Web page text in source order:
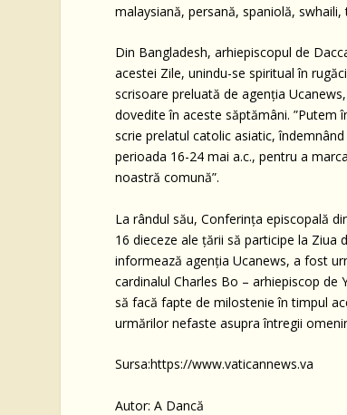
malaysiană, persană, spaniolă, swhaili,
Din Bangladesh, arhiepiscopul de
acestei Zile, unindu-se spiritual în
scrisoare preluată de agenția
dovedite în aceste săptămâni. ”Putem
scrie prelatul catolic asiatic,
perioada 16-24 mai a.c., pentru a
noastră comună”.
La rândul său, Conferința episcopală
16 dieceze ale țării să participe la Ziua
informează agenția Ucanews, a fost
cardinalul Charles Bo – arhiepiscop de
să facă fapte de milostenie în timpul
urmărilor nefaste asupra întregii
Sursa:https://www.vaticannews.va
Autor: A Dancă